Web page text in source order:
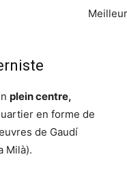
plein centre,
en forme de
de Gaudí
Milà).